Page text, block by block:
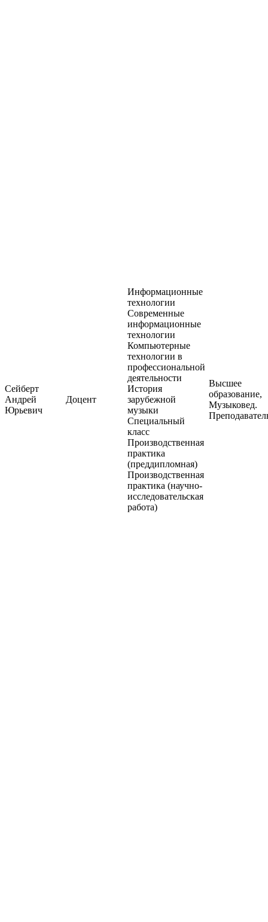
Сейберт
Андрей
Юрьевич
Доцент
Информационные
технологии
Современные
информационные
технологии
Компьютерные
технологии в
профессиональной
деятельности
История
зарубежной
музыки
Специальный
класс
Производственная
практика
(преддипломная)
Производственная
практика (научно-
исследовательская
работа)
Высшее
образование,
Музыковед.